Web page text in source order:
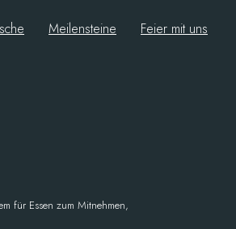
Meilensteine Feier mit uns
für Essen zum Mitnehmen,